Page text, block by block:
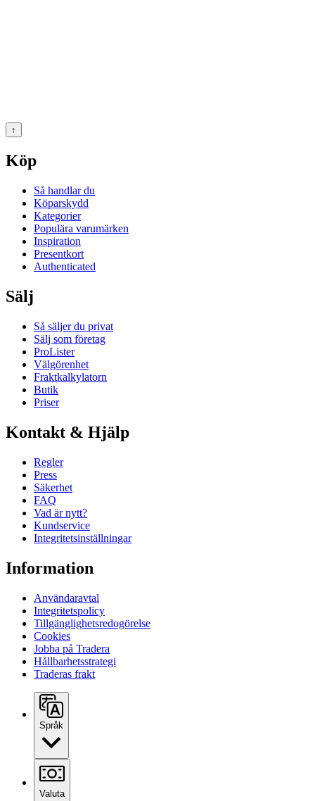
↑
Köp
Så handlar du
Köparskydd
Kategorier
Populära varumärken
Inspiration
Presentkort
Authenticated
Sälj
Så säljer du privat
Sälj som företag
ProLister
Välgörenhet
Fraktkalkylatorn
Butik
Priser
Kontakt & Hjälp
Regler
Press
Säkerhet
FAQ
Vad är nytt?
Kundservice
Integritetsinställningar
Information
Användaravtal
Integritetspolicy
Tillgänglighetsredogörelse
Cookies
Jobba på Tradera
Hållbarhetsstrategi
Traderas frakt
Språk
Valuta